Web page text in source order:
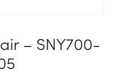
– SNY700-